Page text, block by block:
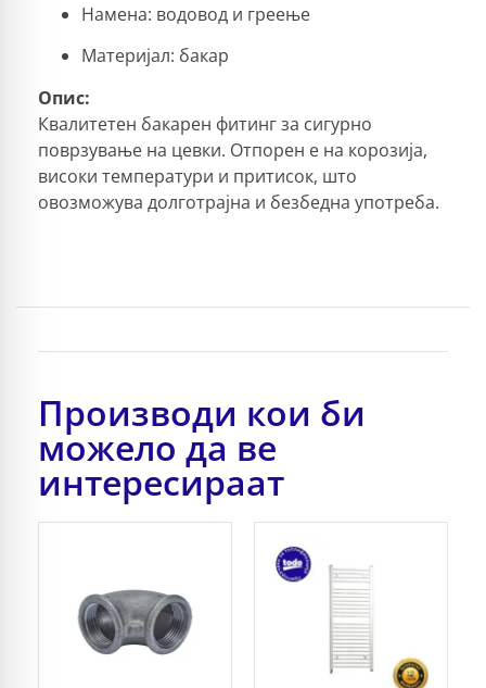
Намена: водовод и греење
Материјал: бакар
Опис:
Квалитетен бакарен фитинг за сигурно
поврзување на цевки. Отпорен е на корозија,
високи температури и притисок, што
овозможува долготрајна и безбедна употреба.
Производи кои би
можело да ве
интересираат